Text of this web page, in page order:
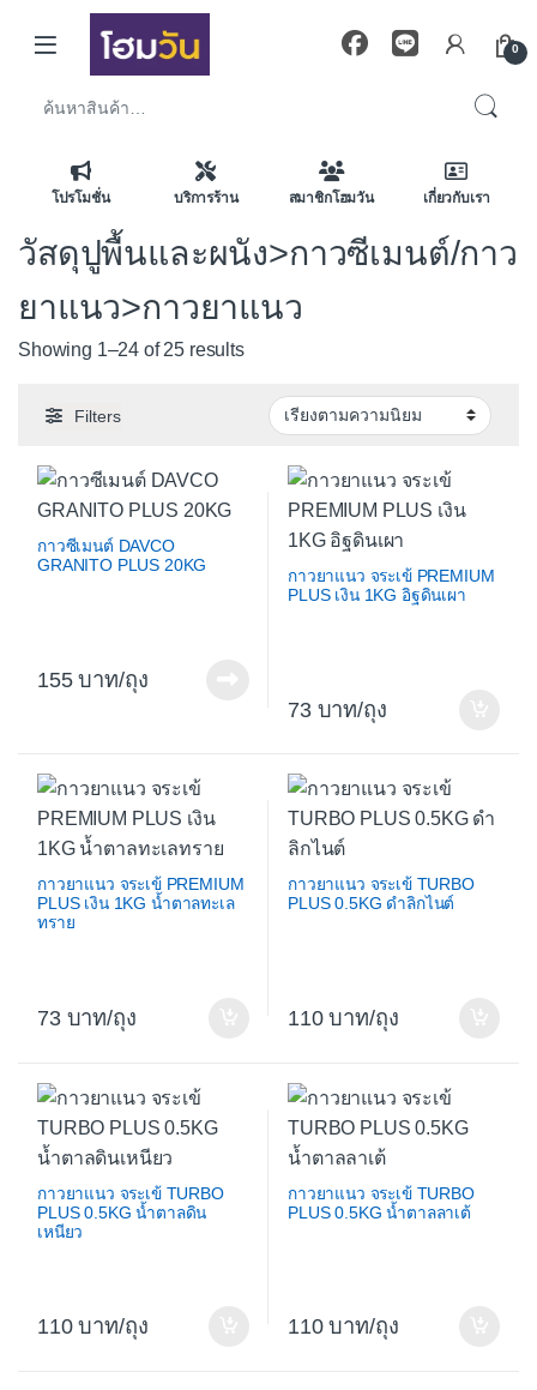
Skip to navigation
Skip to content
0
โปรโมชั่น บริการร้าน สมาชิกโฮมวัน เกี่ยวกับเรา
วัสดุปูพื้นและผนัง>กาวซีเมนต์/กาว
ยาแนว>กาวยาแนว
Showing 1–24 of 25 resultsSorted by average rating
Filters
กาวซีเมนต์ DAVCO
GRANITO PLUS 20KG
155 /ถุง
กาวยาแนว จระเข้ PREMIUM
PLUS เงิน 1KG อิฐดินเผา
73 /ถุง
กาวยาแนว จระเข้ PREMIUM
PLUS เงิน 1KG น้ำตาลทะเล
ทราย
73 /ถุง
กาวยาแนว จระเข้ TURBO
PLUS 0.5KG ดำลิกไนต์
110 /ถุง
กาวยาแนว จระเข้ TURBO
PLUS 0.5KG น้ำตาลดิน
เหนียว
110 /ถุง
กาวยาแนว จระเข้ TURBO
PLUS 0.5KG น้ำตาลลาเต้
110 /ถุง